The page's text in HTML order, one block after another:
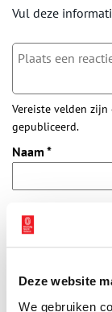
Deze website
We gebruiken
Vul deze
Vereiste velden
gepubliceerd.
Naam *
E-mail
Vink dit aan